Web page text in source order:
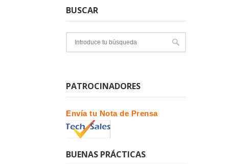
BUSCAR
PATROCINADORES
Envía tu Nota de Prensa
BUENAS PRÁCTICAS